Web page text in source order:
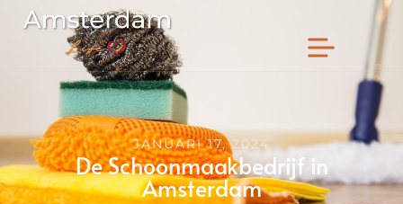
JANUARI 17, 2024
De Schoonmaakbedrijf in
Amsterdam